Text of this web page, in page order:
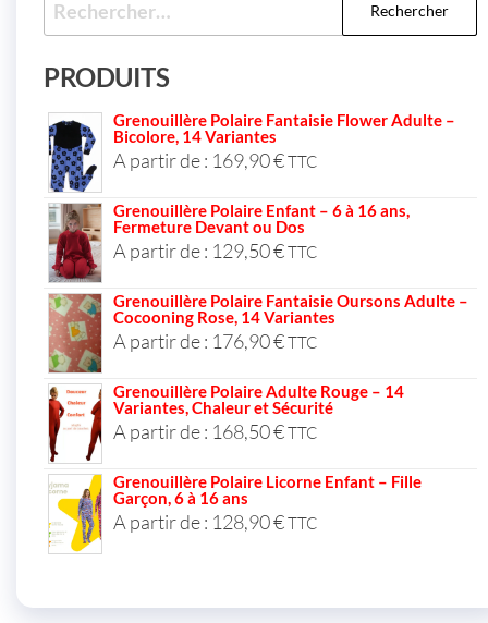
PRODUITS
Grenouillère Polaire Fantaisie Flower Adulte –
Bicolore, 14 Variantes
A partir de : 169,90€TTC
Grenouillère Polaire Enfant – 6 à 16 ans,
Fermeture Devant ou Dos
A partir de : 129,50€TTC
Grenouillère Polaire Fantaisie Oursons Adulte –
Cocooning Rose, 14 Variantes
A partir de : 176,90€TTC
Grenouillère Polaire Adulte Rouge – 14
Variantes, Chaleur et Sécurité
A partir de : 168,50€TTC
Grenouillère Polaire Licorne Enfant – Fille
Garçon, 6 à 16 ans
A partir de : 128,90€TTC